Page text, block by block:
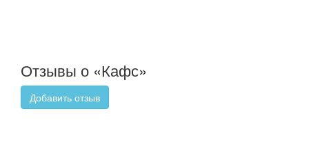
Отзывы о «Кафс»
Добавить отзыв